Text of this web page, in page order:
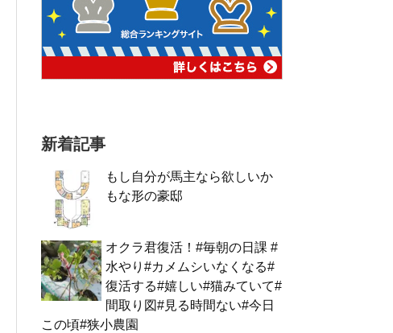
新着記事
もし自分が馬主なら欲しいか
もな形の豪邸
オクラ君復活！#毎朝の日課 #
水やり#カメムシいなくなる#
復活する#嬉しい#猫みていて#
間取り図#見る時間ない#今日
この頃#狭小農園